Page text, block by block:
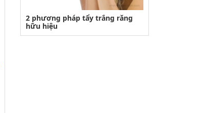
2 phương pháp tẩy trắng răng
hữu hiệu